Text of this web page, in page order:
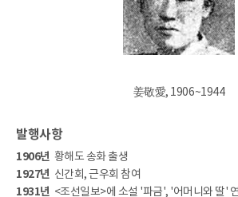
姜敬愛, 1906~1944
발행사항
1906년 황해도 송화 출생
1927년 신간회, 근우회 참여
1931년 <조선일보>에 소설 '파금', '어머니와 딸'